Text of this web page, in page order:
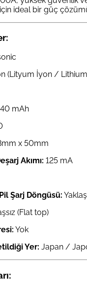
ideal bir güç
(Lityum İyon /
mAh
x 50mm
Akımı: 125 mA
Şarj Döngüsü:
(Flat top)
Yok
Yer: Japan /